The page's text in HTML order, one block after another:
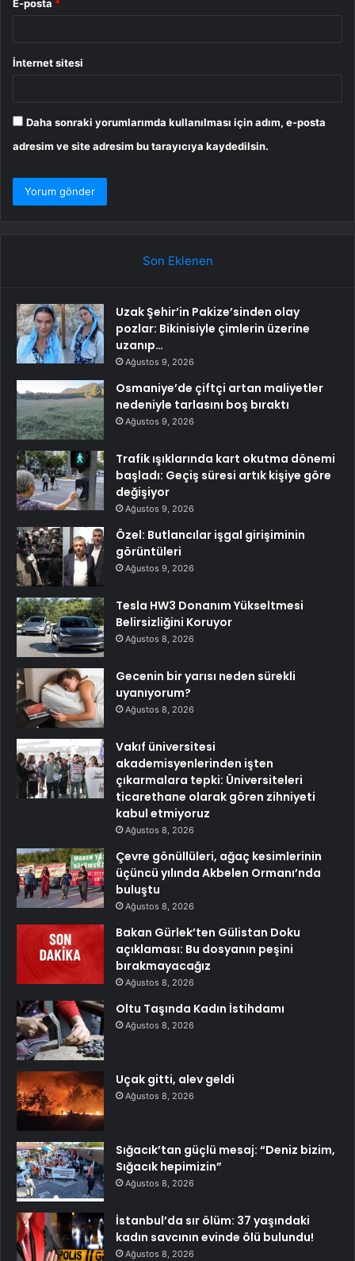
E-posta *
İnternet sitesi
Daha sonraki yorumlarımda kullanılması için adım, e-posta
adresim ve site adresim bu tarayıcıya kaydedilsin.
Son Eklenen
Uzak Şehir’in Pakize’sinden olay
pozlar: Bikinisiyle çimlerin üzerine
uzanıp…
Ağustos 9, 2026
Osmaniye’de çiftçi artan maliyetler
nedeniyle tarlasını boş bıraktı
Ağustos 9, 2026
Trafik ışıklarında kart okutma dönemi
başladı: Geçiş süresi artık kişiye göre
değişiyor
Ağustos 9, 2026
Özel: Butlancılar işgal girişiminin
görüntüleri
Ağustos 9, 2026
Tesla HW3 Donanım Yükseltmesi
Belirsizliğini Koruyor
Ağustos 8, 2026
Gecenin bir yarısı neden sürekli
uyanıyorum?
Ağustos 8, 2026
Vakıf üniversitesi
akademisyenlerinden işten
çıkarmalara tepki: Üniversiteleri
ticarethane olarak gören zihniyeti
kabul etmiyoruz
Ağustos 8, 2026
Çevre gönüllüleri, ağaç kesimlerinin
üçüncü yılında Akbelen Ormanı’nda
buluştu
Ağustos 8, 2026
Bakan Gürlek’ten Gülistan Doku
açıklaması: Bu dosyanın peşini
bırakmayacağız
Ağustos 8, 2026
Oltu Taşında Kadın İstihdamı
Ağustos 8, 2026
Uçak gitti, alev geldi
Ağustos 8, 2026
Sığacık’tan güçlü mesaj: “Deniz bizim,
Sığacık hepimizin”
Ağustos 8, 2026
İstanbul’da sır ölüm: 37 yaşındaki
kadın savcının evinde ölü bulundu!
Ağustos 8, 2026